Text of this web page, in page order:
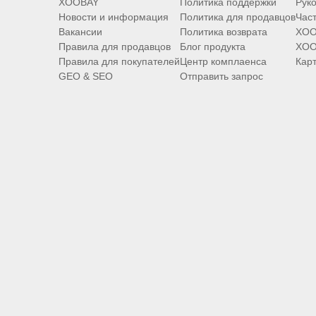
Новости и информация
Вакансии
Правила для продавцов
Правила для покупателей
GEO & SEO
Политика для продавцов
Политика возврата
Блог продукта
Центр комплаенса
Отправить запрос